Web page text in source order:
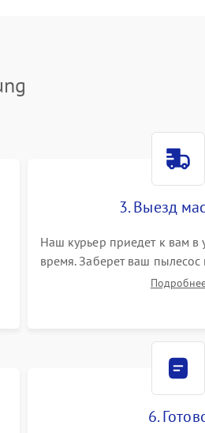
3. Выезд
Наш курьер приедет к вам в
время. Заберет ваш пылесос
склад для диагностики.
6.